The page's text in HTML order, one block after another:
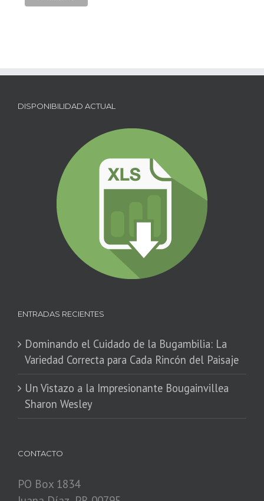
DISPONIBILIDAD ACTUAL
ENTRADAS RECIENTES
Dominando el Cuidado de la Bugambilia: La
Variedad Correcta para Cada Rincón del Paisaje
​Un Vistazo a la Impresionante Bougainvillea
Sharon Wesley
CONTACTO
PO Box 1834